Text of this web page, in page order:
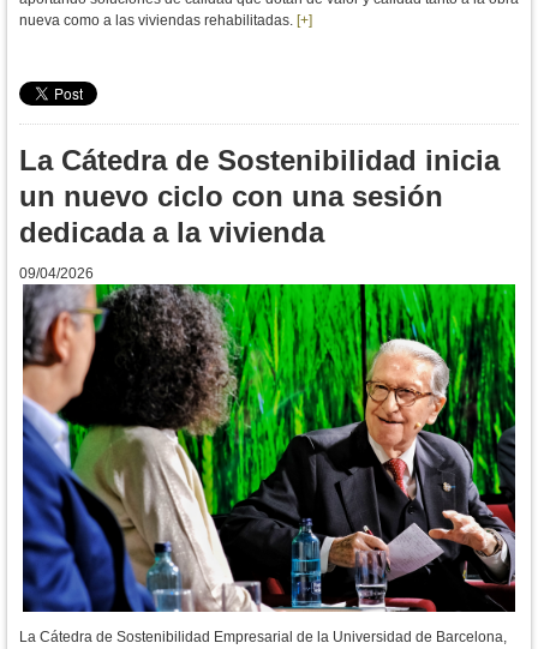
nueva como a las viviendas rehabilitadas. [+]
La Cátedra de Sostenibilidad inicia
un nuevo ciclo con una sesión
dedicada a la vivienda
09/04/2026
La Cátedra de Sostenibilidad Empresarial de la Universidad de Barcelona,